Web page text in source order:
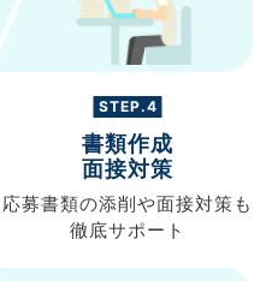
STEP.4
書類作成
面接対策
応募書類の添削や面接対策も
徹底サポート